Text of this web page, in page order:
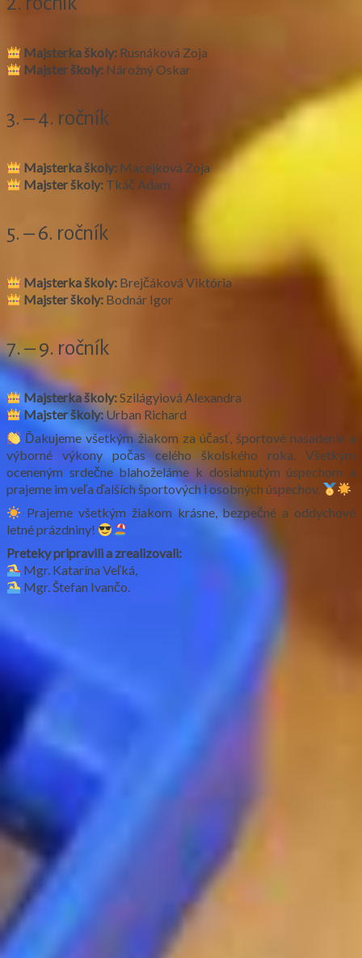
Majsterka školy: Rusnáková Zoja
Majster školy: Nárožný Oskar
3. – 4. ročník
Majsterka školy: Macejková Zoja
Majster školy: Tkáč Adam
5. – 6. ročník
Majsterka školy: Brejčáková Viktória
Majster školy: Bodnár Igor
7. – 9. ročník
Majsterka školy:Szilágyiová Alexandra
Majster školy:Urban Richard
Ďakujeme všetkým žiakom za účasť, športové nasadenie a
výborné výkony počas celého školského roka. Všetkým
oceneným srdečne blahoželáme k dosiahnutým úspechom a
prajeme im veľa ďalších športových i osobných úspechov.
Prajeme všetkým žiakom krásne, bezpečné a oddychové
letné prázdniny!
Preteky pripravili a zrealizovali:
Mgr. Katarína Veľká,
Mgr. Štefan Ivančo.